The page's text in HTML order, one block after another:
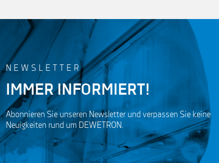
NEWSLETTER
IMMER INFORMIERT!
Abonnieren Sie unseren Newsletter und verpassen Sie keine
Neuigkeiten rund um DEWETRON.